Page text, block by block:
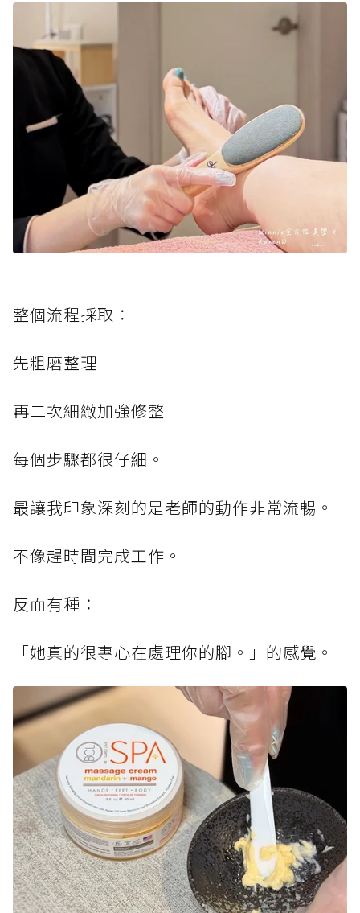
整個流程採取：
先粗磨整理
再二次細緻加強修整
每個步驟都很仔細。
最讓我印象深刻的是老師的動作非常流暢。
不像趕時間完成工作。
反而有種：
「她真的很專心在處理你的腳。」的感覺。